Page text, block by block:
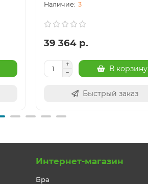
3
39 364 р.
В корзину
Быстрый заказ
Интернет-магазин
Бра